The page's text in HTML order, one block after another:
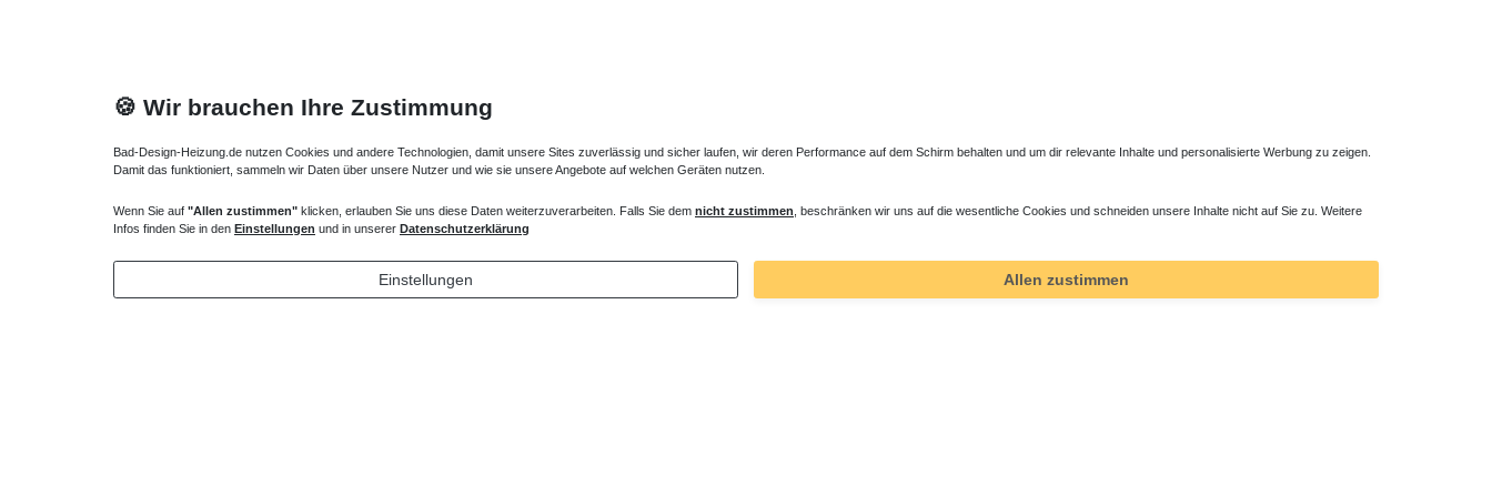
Heizkörper Ventil Bankträger Standheizkörper MIF Regelbare Füße Standheizkörper MIF
🍪 Wir brauchen Ihre Zustimmung
Bad-Design-Heizung.de nutzen Cookies und andere Technologien, damit unsere Sites zuverlässig und sicher laufen, wir deren Performance auf dem Schirm behalten und um dir relevante Inhalte und personalisierte Werbung zu zeigen.
Damit das funktioniert, sammeln wir Daten über unsere Nutzer und wie sie unsere Angebote auf welchen Geräten nutzen.
Wenn Sie auf "Allen zustimmen" klicken, erlauben Sie uns diese Daten weiterzuverarbeiten. Falls Sie dem nicht zustimmen , beschränken wir uns auf die wesentliche Cookies und schneiden unsere Inhalte nicht auf Sie zu. Weitere
Infos finden Sie in den Einstellungen und in unserer Datenschutzerklärung
Einstellungen Allen zustimmen